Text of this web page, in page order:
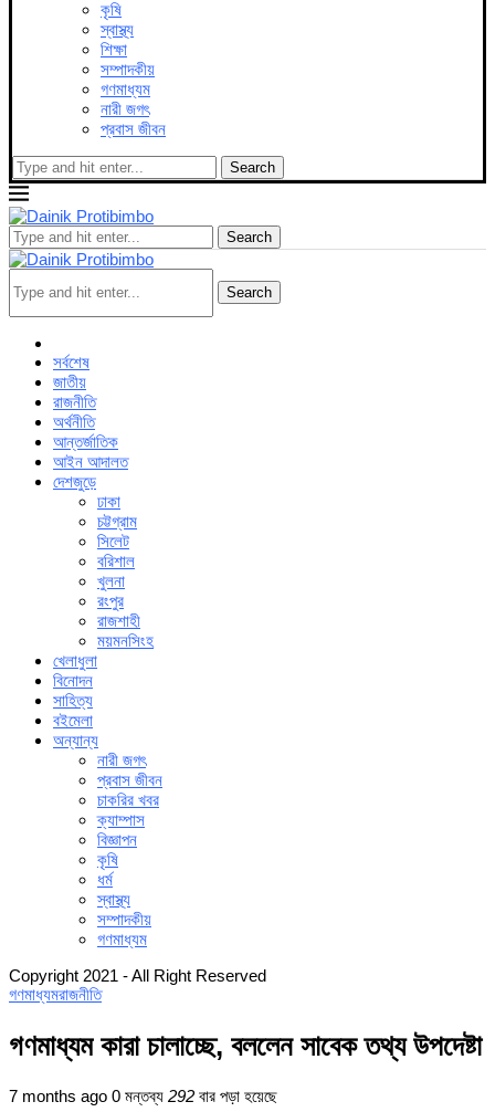
কৃষি
স্বাস্থ্য
শিক্ষা
সম্পাদকীয়
গণমাধ্যম
নারী জগৎ
প্রবাস জীবন
Search
Search
Search
সর্বশেষ
জাতীয়
রাজনীতি
অর্থনীতি
আন্তর্জাতিক
আইন আদালত
দেশজুড়ে
ঢাকা
চট্টগ্রাম
সিলেট
বরিশাল
খুলনা
রংপুর
রাজশাহী
ময়মনসিংহ
খেলাধুলা
বিনোদন
সাহিত্য
বইমেলা
অন্যান্য
নারী জগৎ
প্রবাস জীবন
চাকরির খবর
ক্যাম্পাস
বিজ্ঞাপন
কৃষি
ধর্ম
স্বাস্থ্য
সম্পাদকীয়
গণমাধ্যম
Copyright 2021 - All Right Reserved
গণমাধ্যমরাজনীতি
গণমাধ্যম কারা চালাচ্ছে, বললেন সাবেক তথ্য উপদেষ্টা
7 months ago 0 মন্তব্য 292 বার পড়া হয়েছে